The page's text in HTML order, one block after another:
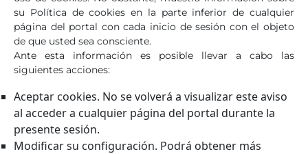
su Política de cookies en la parte inferior de cualquier
página del portal con cada inicio de sesión con el objeto
de que usted sea consciente.
Ante esta información es posible llevar a cabo las
siguientes acciones:
Aceptar cookies. No se volverá a visualizar este aviso
al acceder a cualquier página del portal durante la
presente sesión.
Modificar su configuración. Podrá obtener más